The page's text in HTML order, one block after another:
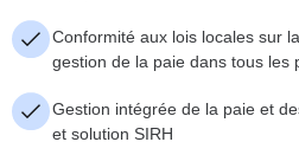
Conformité aux lois locales sur
gestion de la paie dans tous les
Gestion intégrée de la paie et
et solution SIRH